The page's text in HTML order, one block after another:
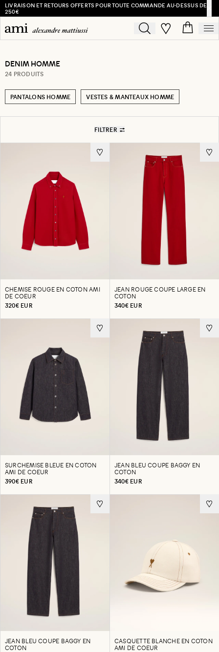
LIVRAISON ET RETOURS OFFERTS POUR TOUTE COMMANDE AU-DESSUS DE
250€
DENIM HOMME
24 PRODUITS
PANTALONS HOMME VESTES & MANTEAUX HOMME
FILTRER
CHEMISE ROUGE EN COTON AMI
DE COEUR
320€ EUR
JEAN ROUGE COUPE LARGE EN
COTON
340€ EUR
SURCHEMISE BLEUE EN COTON
AMI DE COEUR
390€ EUR
JEAN BLEU COUPE BAGGY EN
COTON
340€ EUR
JEAN BLEU COUPE BAGGY EN
COTON
CASQUETTE BLANCHE EN COTON
AMI DE COEUR